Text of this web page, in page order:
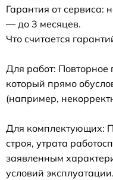
Гарантия от сервиса:
— до 3 месяцев.
Что считается
Для работ: Повторное
который прямо
(например,
Для комплектующих:
строя, утрата
заявленным
условий эксплуатации.